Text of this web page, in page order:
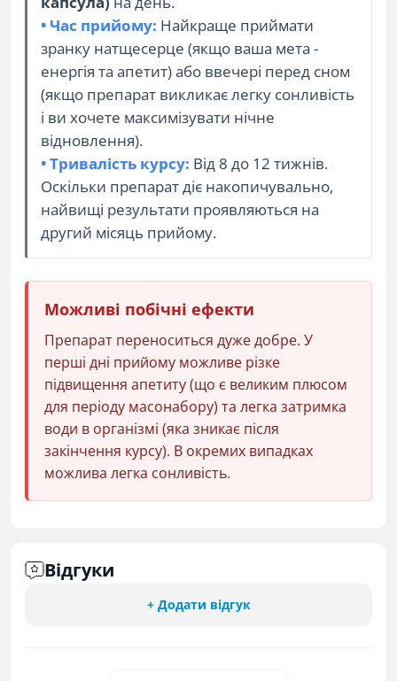
• Час прийому: Найкраще приймати
зранку натщесерце (якщо ваша мета -
енергія та апетит) або ввечері перед сном
(якщо препарат викликає легку сонливість
і ви хочете максимізувати нічне
відновлення).
• Тривалість курсу: Від 8 до 12 тижнів.
Оскільки препарат діє накопичувально,
найвищі результати проявляються на
другий місяць прийому.
Можливі побічні ефекти
Препарат переноситься дуже добре. У
перші дні прийому можливе різке
підвищення апетиту (що є великим плюсом
для періоду масонабору) та легка затримка
води в організмі (яка зникає після
закінчення курсу). В окремих випадках
можлива легка сонливість.
Відгуки
+ Додати відгук